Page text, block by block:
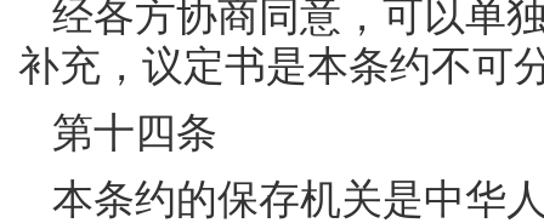
经各方协商同意，可以单
补充，议定书是本条约不可
第十四条
本条约的保存机关是中华